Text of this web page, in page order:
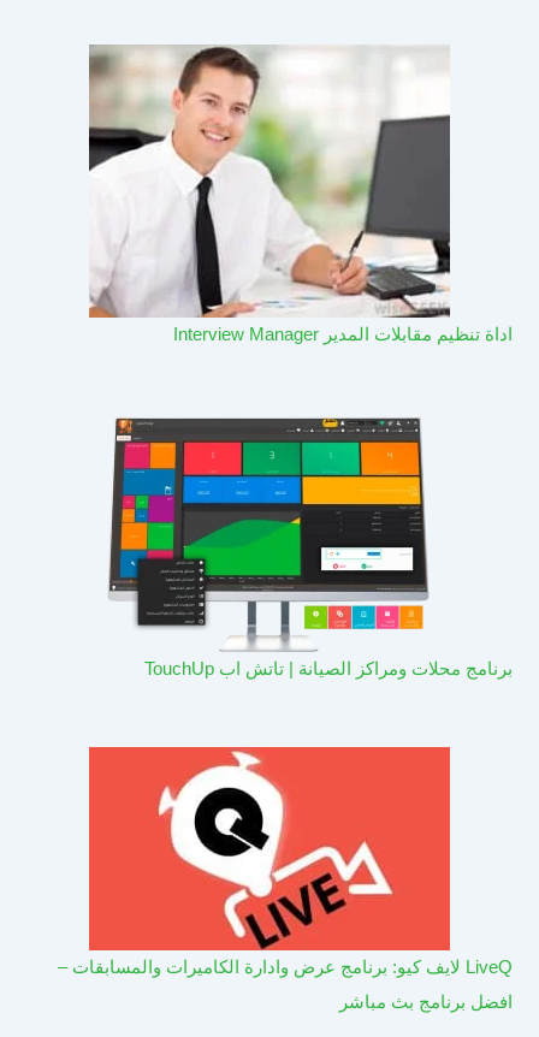
اداة تنظيم مقابلات المدير Interview Manager
برنامج محلات ومراكز الصيانة | تاتش اب TouchUp
LiveQ لايف كيو: برنامج عرض وادارة الكاميرات والمسابقات –
افضل برنامج بث مباشر